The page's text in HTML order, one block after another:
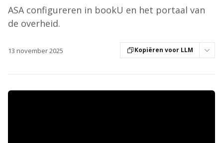
ASA configureren in bookU en het portaal van
de overheid.
13 november 2025 Kopiëren voor LLM